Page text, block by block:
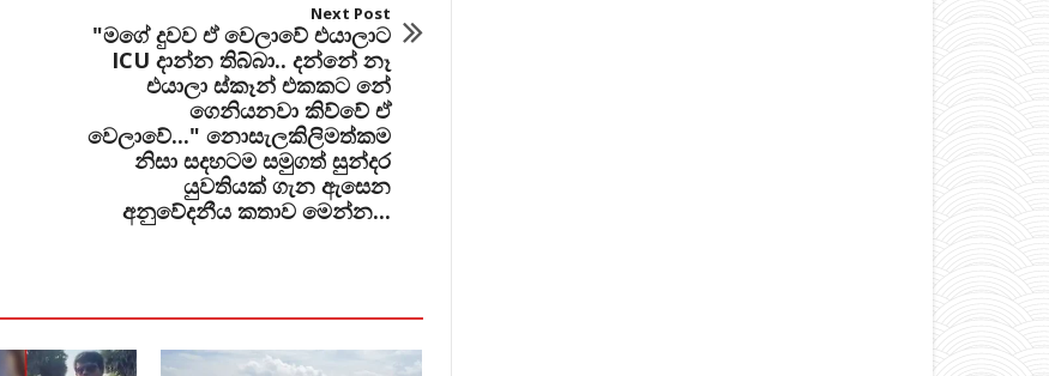
Next Post
"මගේ දුවව ඒ වෙලාවේ එයාලාට
ICU දාන්න තිබ්බා.. දන්නේ නෑ
එයාලා ස්කෑන් එකකට නේ
ගෙනියනවා කිව්වේ ඒ
වෙලාවේ..." නොසැලකිලිමත්කම
නිසා සදහටම සමුගත් සුන්දර
යුවතියක් ගැන ඇසෙන
අනුවේදනීය කතාව මෙන්න...